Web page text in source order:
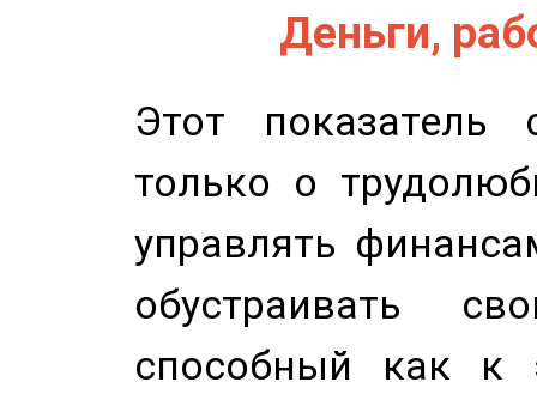
Деньги,
Этот показатель
только о
управлять
обустраивать
способный как к